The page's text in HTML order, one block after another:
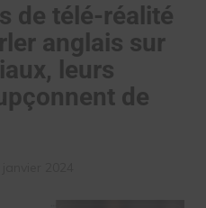
de télé-réalité
anglais sur
leurs
de